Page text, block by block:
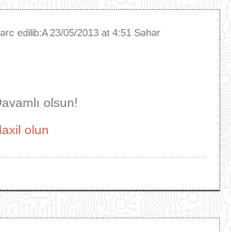
edilib:A23/05/2013 at 4:51 Səhər
olsun!
olun